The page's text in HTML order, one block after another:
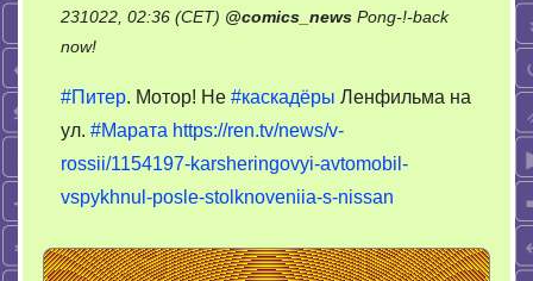
231022, 02:36 (CET) @comics_news Pong-!-back
now!on
каскадёры
Ленфильма
на
ул.
#Питер. Мотор! Не #каскадёры Ленфильма на
ул. #Марата https://ren.tv/news/v-
rossii/1154197-karsheringovyi-avtomobil-
vspykhnul-posle-stolknoveniia-s-nissan